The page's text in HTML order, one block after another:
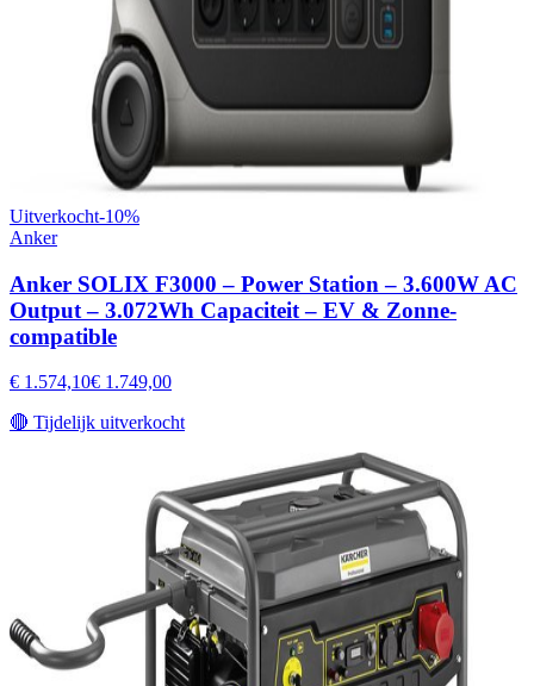
Uitverkocht-10%
Anker
Anker SOLIX F3000 – Power Station – 3.600W AC
Output – 3.072Wh Capaciteit – EV & Zonne-
compatible
€ 1.574,10€ 1.749,00
🔴 Tijdelijk uitverkocht